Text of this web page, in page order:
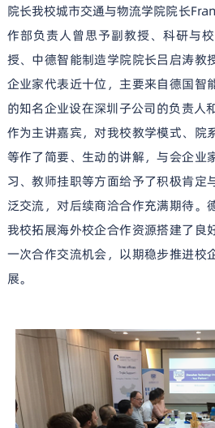
院长我校城市交通与物流学院院长
作部负责人曾思予副教授、科研与
授、中德智能制造学院院长吕启涛教
企业家代表近十位，主要来自德国智
的知名企业设在深圳子公司的负责人
作为主讲嘉宾，对我校教学模式、院
等作了简要、生动的讲解，与会企业
习、教师挂职等方面给予了积极肯定
泛交流，对后续商洽合作充满期待。
我校拓展海外校企合作资源搭建了良
一次合作交流机会，以期稳步推进校
展。